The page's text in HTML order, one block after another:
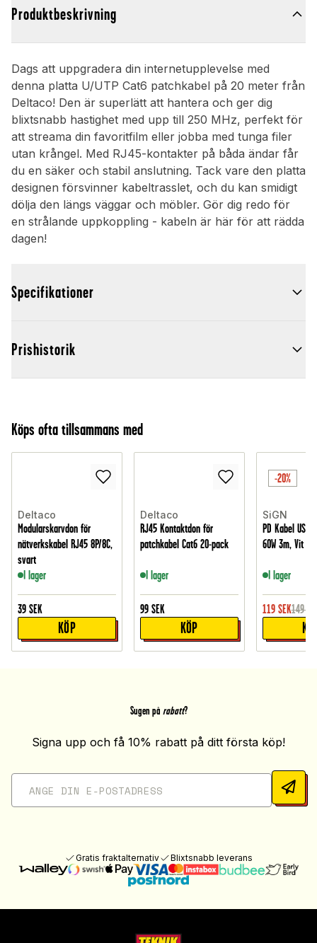
Produktbeskrivning
Dags att uppgradera din internetupplevelse med
denna platta U/UTP Cat6 patchkabel på 20 meter från
Deltaco! Den är superlätt att hantera och ger dig
blixtsnabb hastighet med upp till 250 MHz, perfekt för
att streama din favoritfilm eller jobba med tunga filer
utan krångel. Med RJ45-kontakter på båda ändar får
du en säker och stabil anslutning. Tack vare den platta
designen försvinner kabeltrasslet, och du kan smidigt
dölja den längs väggar och möbler. Gör dig redo för
en strålande uppkoppling - kabeln är här för att rädda
dagen!
Specifikationer
Prishistorik
Köps ofta tillsammans med
Deltaco
Modularskarvdon för
nätverkskabel RJ45 8P/8C,
svart
I lager
39 SEK
KÖP
Deltaco
RJ45 Kontaktdon för
patchkabel Cat6 20-pack
I lager
99 SEK
KÖP
-20%
SiGN
PD Kabel
60W 3m, Vit
I lager
119 SEK149
Sugen på rabatt?
Signa upp och få 10% rabatt på ditt första köp!
Gratis fraktalternativ Blixtsnabb leverans